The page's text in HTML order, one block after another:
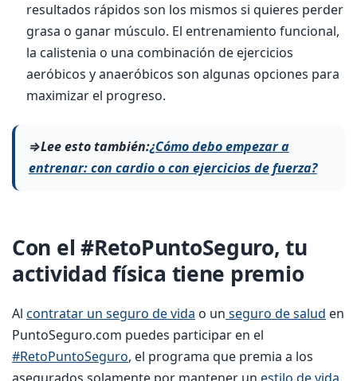
resultados rápidos son los mismos si quieres perder
grasa o ganar músculo. El entrenamiento funcional,
la calistenia o una combinación de ejercicios
aeróbicos y anaeróbicos son algunas opciones para
maximizar el progreso.
⇒Lee esto también:¿Cómo debo empezar a
entrenar: con cardio o con ejercicios de fuerza?
Con el #RetoPuntoSeguro, tu
actividad física tiene premio
Al contratar un seguro de vida o un seguro de salud en
PuntoSeguro.com puedes participar en el
#RetoPuntoSeguro, el programa que premia a los